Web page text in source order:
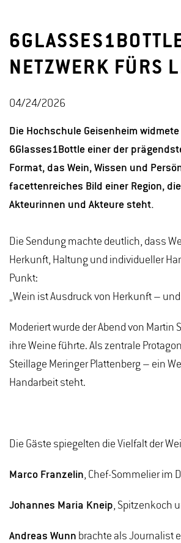
NETZWERK FÜRS
04/24/2026
Die Hochschule Geisenheim
6Glasses1Bottle einer der
Format, das Wein, Wissen und
facettenreiches Bild einer Region,
Akteurinnen und Akteure steht.
Die Sendung machte deutlich, dass
Herkunft, Haltung und individueller
Punkt:
„Wein ist Ausdruck von Herkunft –
Moderiert wurde der Abend von
ihre Weine führte. Als zentrale
Steillage Meringer Plattenberg – ein
Handarbeit steht.
Die Gäste spiegelten die Vielfalt der
Marco Franzelin, Chef-Sommelier im
Johannes Maria Kneip, Spitzenkoch
Andreas Wunn brachte als Journalist